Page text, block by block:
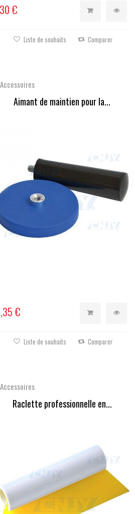
€
Liste de souhaits Comparer
Accessoires
Aimant de maintien pour la...
€
Liste de souhaits Comparer
Accessoires
Raclette professionnelle en...